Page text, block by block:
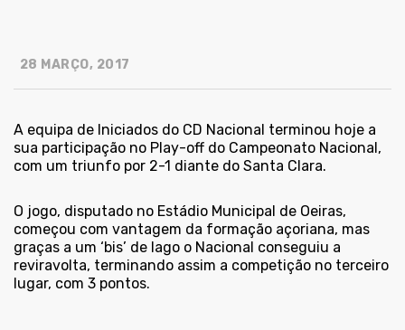
28 MARÇO, 2017
A equipa de Iniciados do CD Nacional terminou hoje a
sua participação no Play-off do Campeonato Nacional,
com um triunfo por 2-1 diante do Santa Clara.
O jogo, disputado no Estádio Municipal de Oeiras,
começou com vantagem da formação açoriana, mas
graças a um ‘bis’ de Iago o Nacional conseguiu a
reviravolta, terminando assim a competição no terceiro
lugar, com 3 pontos.